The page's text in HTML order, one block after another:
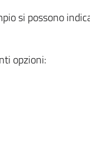
si possono
opzioni: